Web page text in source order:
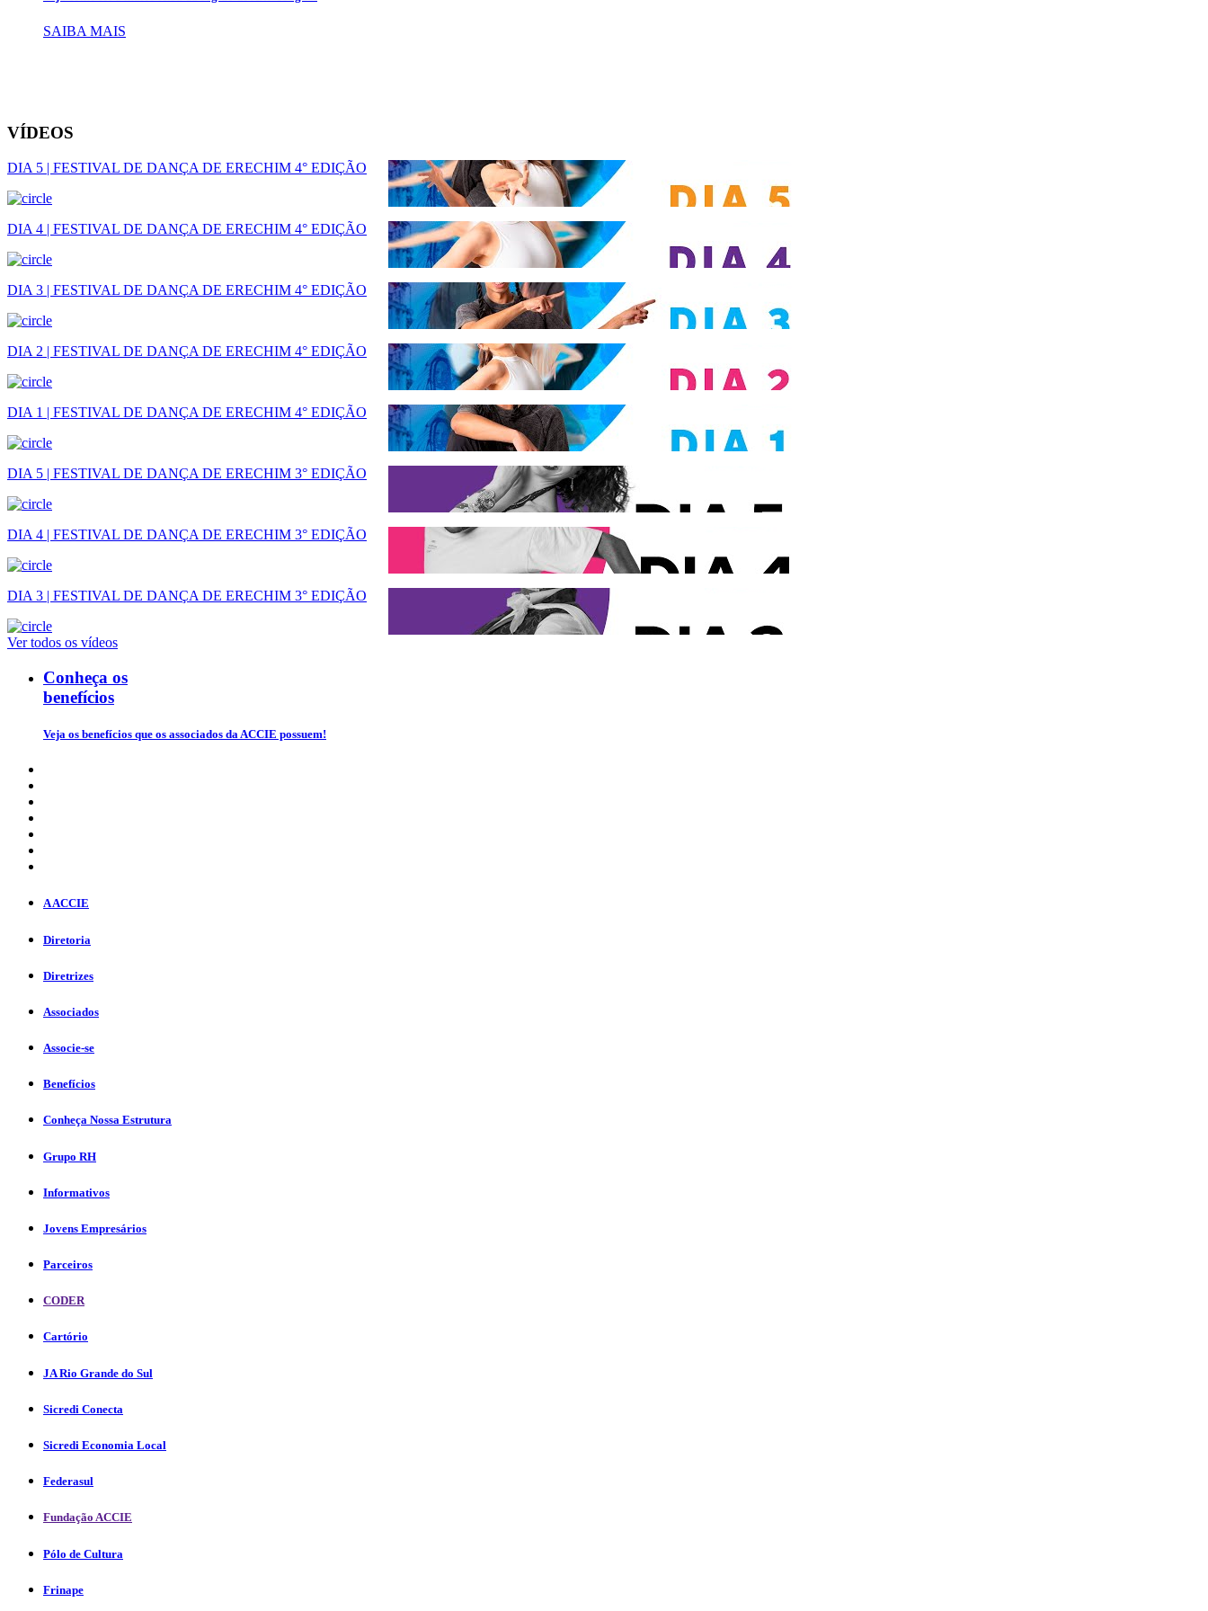
SAIBA MAIS
VÍDEOS
DIA 5 | FESTIVAL DE DANÇA DE ERECHIM 4° EDIÇÃO
DIA 4 | FESTIVAL DE DANÇA DE ERECHIM 4° EDIÇÃO
DIA 3 | FESTIVAL DE DANÇA DE ERECHIM 4° EDIÇÃO
DIA 2 | FESTIVAL DE DANÇA DE ERECHIM 4° EDIÇÃO
DIA 1 | FESTIVAL DE DANÇA DE ERECHIM 4° EDIÇÃO
DIA 5 | FESTIVAL DE DANÇA DE ERECHIM 3° EDIÇÃO
DIA 4 | FESTIVAL DE DANÇA DE ERECHIM 3° EDIÇÃO
DIA 3 | FESTIVAL DE DANÇA DE ERECHIM 3° EDIÇÃO
Ver todos os vídeos
Conheça os
benefícios
Veja os benefícios que os associados da ACCIE possuem!
A ACCIE
Diretoria
Diretrizes
Associados
Associe-se
Benefícios
Conheça Nossa Estrutura
Grupo RH
Informativos
Jovens Empresários
Parceiros
CODER
Cartório
JA Rio Grande do Sul
Sicredi Conecta
Sicredi Economia Local
Federasul
Fundação ACCIE
Pólo de Cultura
Frinape